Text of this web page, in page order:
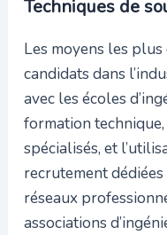
Techniques de
Les moyens les
candidats dans
avec les écoles
formation
spécialisés, et
recrutement
réseaux
associations